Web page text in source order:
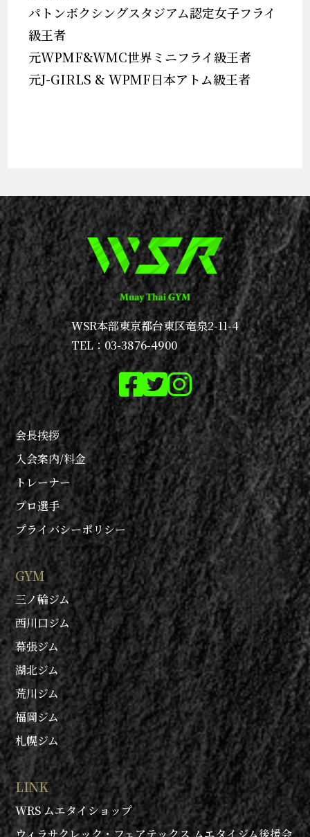
パトンボクシングスタジアム認定女子フライ
級王者
元WPMF&WMC世界ミニフライ級王者
元J-GIRLS & WPMF日本アトム級王者
WSR本部東京都台東区竜泉2-11-4
TEL：03-3876-4900
会長挨拶
入会案内/料金
トレーナー
プロ選手
プライバシーポリシー
GYM
三ノ輪ジム
西川口ジム
幕張ジム
湖北ジム
荒川ジム
福岡ジム
札幌ジム
LINK
WRS ムエタイショップ
ウィラサクレック・フェアテックス ムエタイジム後援会